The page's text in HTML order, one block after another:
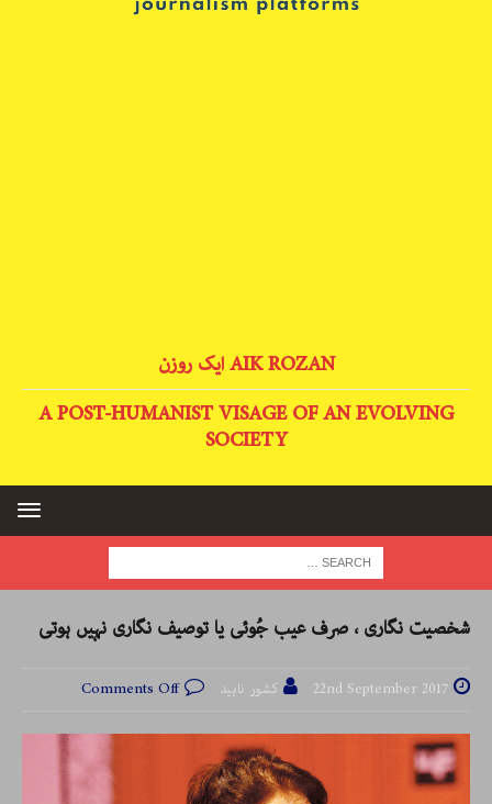
AIK ROZAN ایک روزن
A POST-HUMANIST VISAGE OF AN EVOLVING
SOCIETY
شخصیت نگاری ، صرف عیب جُوئی یا توصیف نگاری نہیں ہوتی
22nd September 2017 کشور ناہید Comments Off